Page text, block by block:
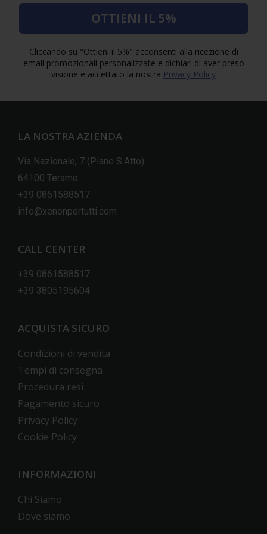
OTTIENI IL 5%
Cliccando su "Ottieni il 5%" acconsenti alla ricezione di
email promozionali personalizzate e dichiari di aver preso
visione e accettato la nostra Privacy Policy
LA NOSTRA AZIENDA
Via Nazionale, 7 (Piane S.Atto)
64100 Teramo
+39 0861588517
info@xenonpertutti.com
CALL CENTER
+39 0861588517
+39 3805195604
ACQUISTA SICURO
Condizioni di vendita
Tempi di consegna
Procedura resi
Pagamento sicuro
Privacy Policy
Cookie Policy
INFORMAZIONI
Chi Siamo
Dove siamo